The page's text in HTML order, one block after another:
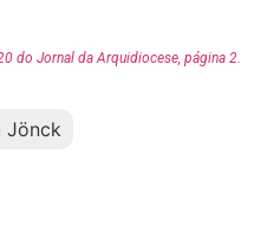
do Jornal da Arquidiocese, página 2.
Jönck